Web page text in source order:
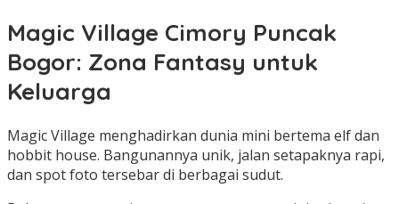
Magic Village Cimory Puncak
Bogor: Zona Fantasy untuk
Keluarga
Magic Village menghadirkan dunia mini bertema elf dan
hobbit house. Bangunannya unik, jalan setapaknya rapi,
dan spot foto tersebar di berbagai sudut.